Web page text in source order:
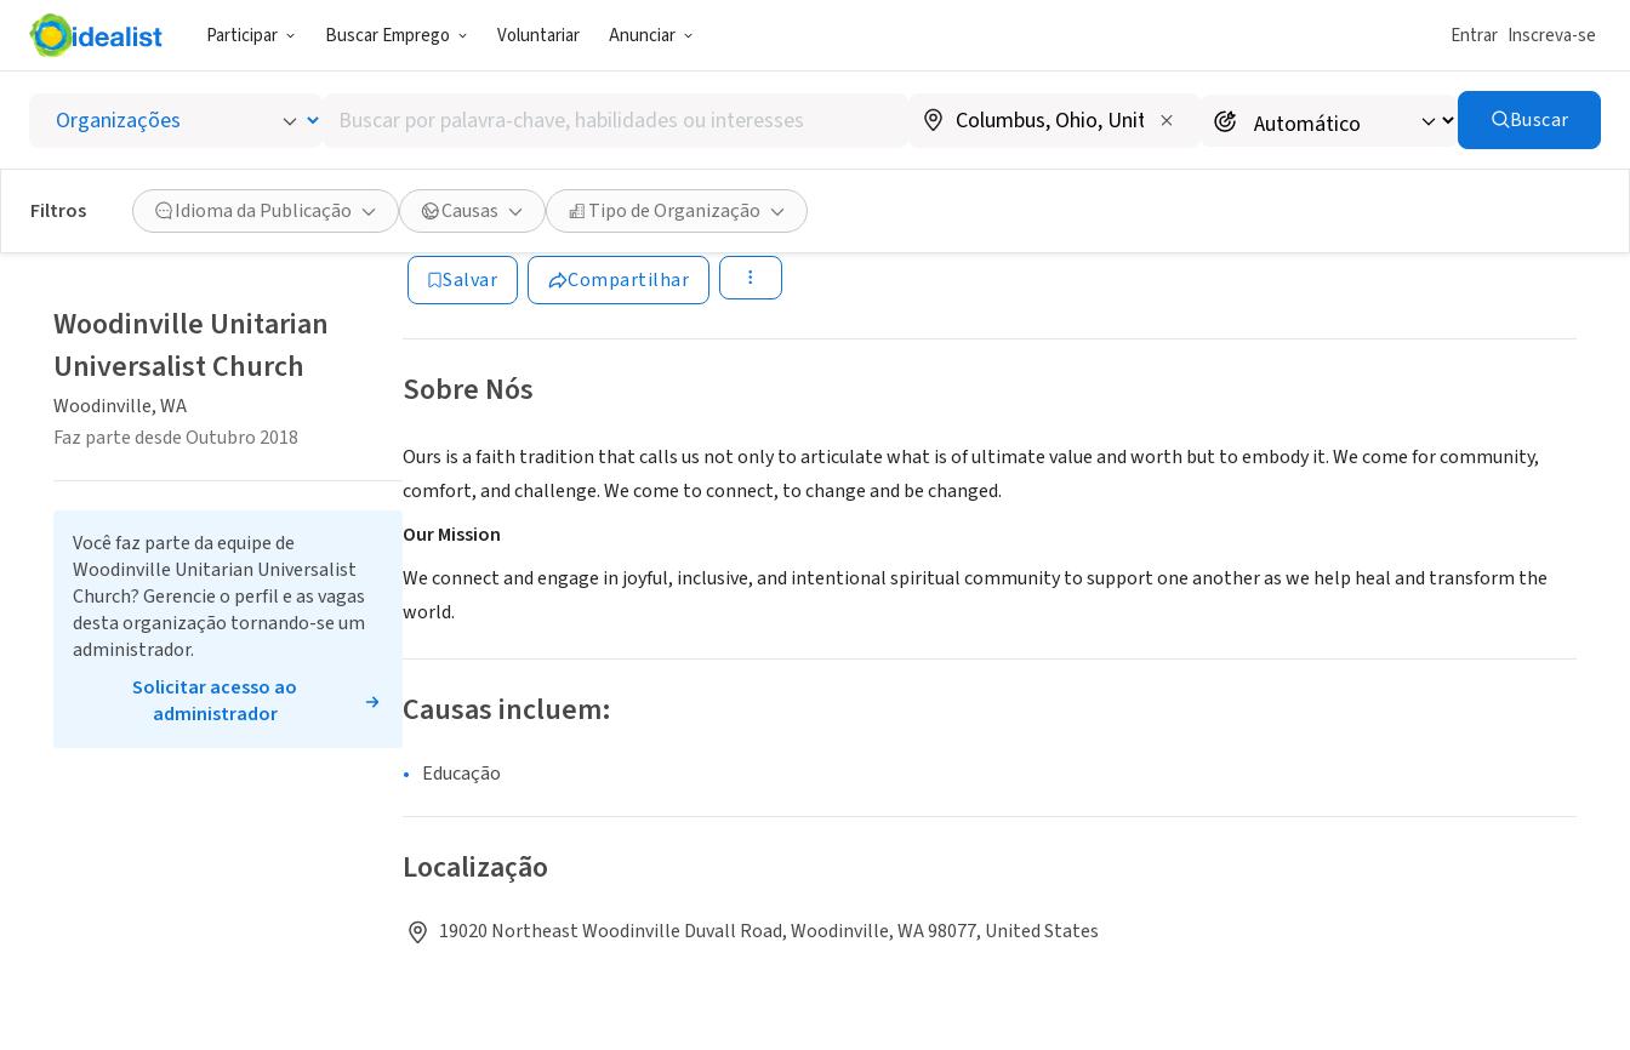
Participar Buscar Emprego Voluntariar Anunciar Entrar Inscreva-se
Buscar
por
palavra-
chave,
habilidades
ou
interesses
Buscar
Filtros Idioma da Publicação Causas Tipo de Organização
Woodinville Unitarian Universalist Church
Woodinville, WA wuuc.org/
Salvar Compartilhar
Sobre Nós
Ours is a faith tradition that calls us not only to articulate what is of ultimate value and worth but to embody it. We come for community,
comfort, and challenge. We come to connect, to change and be changed.
Our Mission
We connect and engage in joyful, inclusive, and intentional spiritual community to support one another as we help heal and transform the
world.
Causas incluem:
Educação
Localização
19020 Northeast Woodinville Duvall Road, Woodinville, WA 98077, United States
Woodinville Unitarian
Universalist Church
Woodinville, WA
Faz parte desde Outubro 2018
Você faz parte da equipe de
Woodinville Unitarian Universalist
Church? Gerencie o perfil e as vagas
desta organização tornando-se um
administrador.
Solicitar acesso ao
administrador